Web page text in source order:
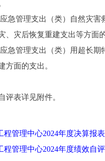
管理支出（类）自然灾害
、灾后恢复重建支出等方面
管理支出（类）用超长期
方面的支出。
表详见附件。
程管理中心2024年度决算报表
程管理中心2024年度绩效自